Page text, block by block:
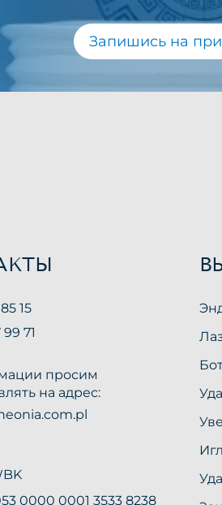
Запишись на
15
71
просим
на адрес:
0000 0001 3533 8238